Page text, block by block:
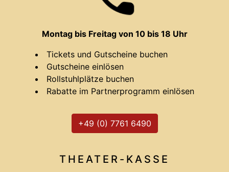
Montag bis Freitag von 10 bis 18 Uhr
Tickets und Gutscheine buchen
Gutscheine einlösen
Rollstuhlplätze buchen
Rabatte im Partnerprogramm einlösen
+49 (0) 7761 6490
THEATER- KASSE